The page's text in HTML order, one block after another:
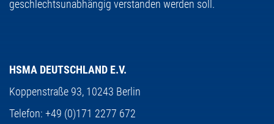
geschlechtsunabhängig verstanden werden soll.
HSMA DEUTSCHLAND E.V.
Koppenstraße 93, 10243 Berlin
Telefon: +49 (0)171 2277 672